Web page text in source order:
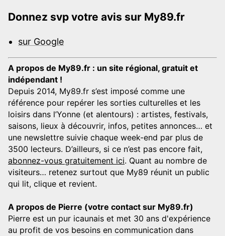
Donnez svp votre avis sur My89.fr
sur Google
A propos de My89.fr : un site régional, gratuit et
indépendant !
Depuis 2014, My89.fr s’est imposé comme une
référence pour repérer les sorties culturelles et les
loisirs dans l’Yonne (et alentours) : artistes, festivals,
saisons, lieux à découvrir, infos, petites annonces… et
une newslettre suivie chaque week-end par plus de
3500 lecteurs. D’ailleurs, si ce n’est pas encore fait,
abonnez-vous gratuitement ici. Quant au nombre de
visiteurs… retenez surtout que My89 réunit un public
qui lit, clique et revient.
A propos de Pierre (votre contact sur My89.fr)
Pierre est un pur icaunais et met 30 ans d'expérience
au profit de vos besoins en communication dans